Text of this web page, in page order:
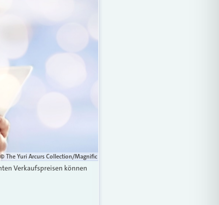
© The Yuri Arcurs Collection/Magnific
Verkaufspreisen können